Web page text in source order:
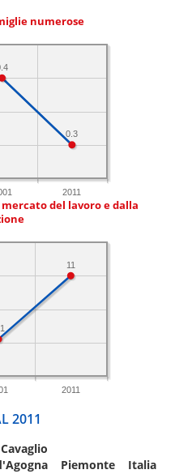
numerose
2011
0.3
del lavoro e dalla
2011
11
2011
Cavaglio
Piemonte Italia